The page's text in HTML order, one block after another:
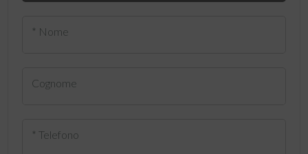
* Nome
Cognome
* Telefono